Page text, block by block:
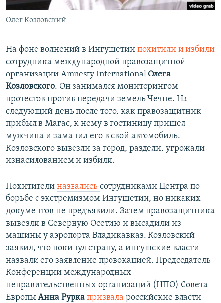
Олег Козловский
На фоне волнений в Ингушетии похитили и избили
сотрудника международной правозащитной
организации Amnesty International Олега
Козловского. Он занимался мониторингом
протестов против передачи земель Чечне. На
следующий день после того, как правозащитник
прибыл в Магас, к нему в гостиницу пришел
мужчина и заманил его в свой автомобиль.
Козловского вывезли за город, раздели, угрожали
изнасилованием и избили.
Похитители назвались сотрудниками Центра по
борьбе с экстремизмом Ингушетии, но никаких
документов не предъявили. Затем правозащитника
вывезли в Северную Осетию и высадили из
машины у аэропорта Владикавказ. Козловский
заявил, что покинул страну, а ингушские власти
назвали его заявление провокацией. Председатель
Конференции международных
неправительственных организаций (НПО) Совета
Европы Анна Рурка призвала российские власти